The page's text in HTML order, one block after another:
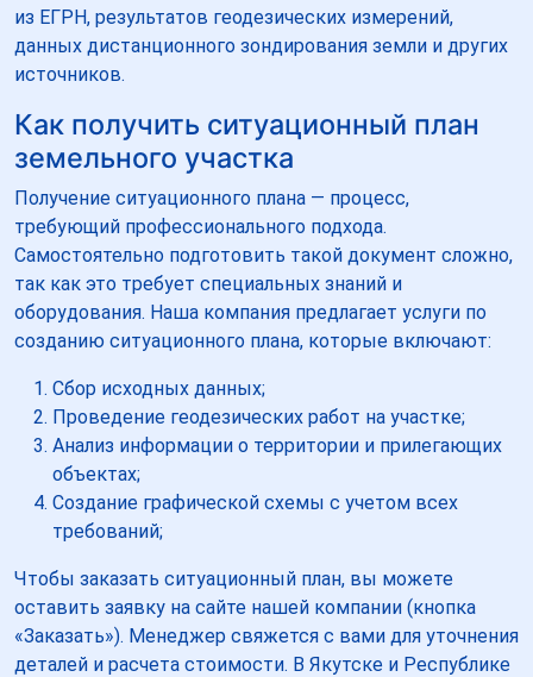
из ЕГРН, результатов геодезических измерений,
данных дистанционного зондирования земли и других
источников.
Как получить ситуационный план
земельного участка
Получение ситуационного плана — процесс,
требующий профессионального подхода.
Самостоятельно подготовить такой документ сложно,
так как это требует специальных знаний и
оборудования. Наша компания предлагает услуги по
созданию ситуационного плана, которые включают:
Сбор исходных данных;
Проведение геодезических работ на участке;
Анализ информации о территории и прилегающих
объектах;
Создание графической схемы с учетом всех
требований;
Чтобы заказать ситуационный план, вы можете
оставить заявку на сайте нашей компании (кнопка
«Заказать»). Менеджер свяжется с вами для уточнения
деталей и расчета стоимости. В Якутске и Республике